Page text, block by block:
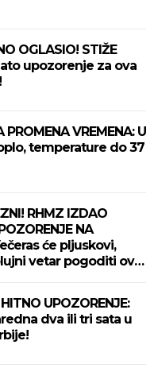
OGLASIO! STIŽE
upozorenje za ova
PROMENA VREMENA: U
temperature do 37
RHMZ IZDAO
NA
će pljuskovi,
vetar pogoditi ove
UPOZORENJE:
dva ili tri sata u